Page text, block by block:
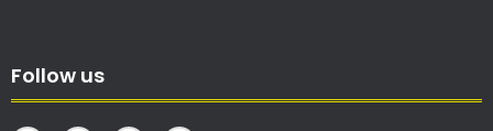
Follow us